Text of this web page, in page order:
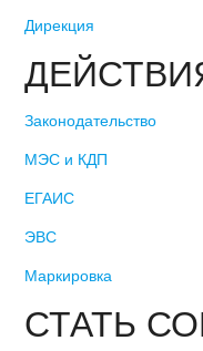
Дирекция
Законодательство
МЭС и КДП
ЕГАИС
ЭВС
Маркировка
СТАТЬ